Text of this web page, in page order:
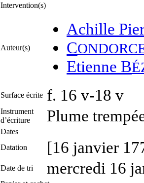
Intervention(s)
Auteur(s)
Achille
C
Etienne B
Surface écrite f. 16 v-18 v
Instrument
d’écriture
Plume
Dates
Datation
[16 janvier
Date de tri mercredi 16